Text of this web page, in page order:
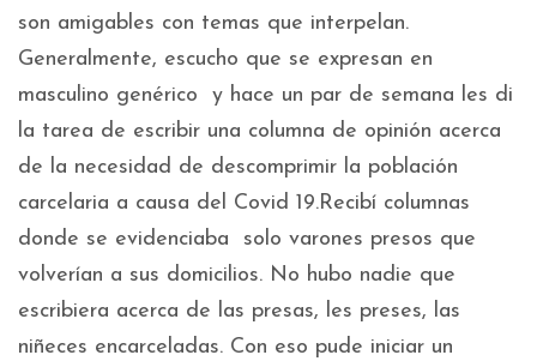
son amigables con temas que interpelan.
Generalmente, escucho que se expresan en
masculino genérico y hace un par de semana les di
la tarea de escribir una columna de opinión acerca
de la necesidad de descomprimir la población
carcelaria a causa del Covid 19.Recibí columnas
donde se evidenciaba solo varones presos que
volverían a sus domicilios. No hubo nadie que
escribiera acerca de las presas, les preses, las
niñeces encarceladas. Con eso pude iniciar un